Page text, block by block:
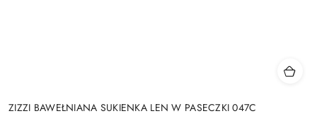
ZIZZI BAWEŁNIANA SUKIENKA LEN W PASECZKI 047C